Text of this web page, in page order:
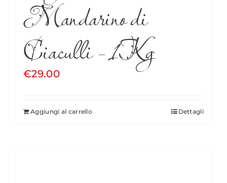
Mandarino di
Ciaculli – 1Kg
€29.00
Aggiungi al carrello Dettagli